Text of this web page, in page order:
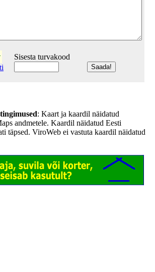
Sisesta turvakood
: Kaart ja kaardil näidatud
andmetele. Kaardil näidatud Eesti
täpsed. ViroWeb ei vastuta kaardil näidatud